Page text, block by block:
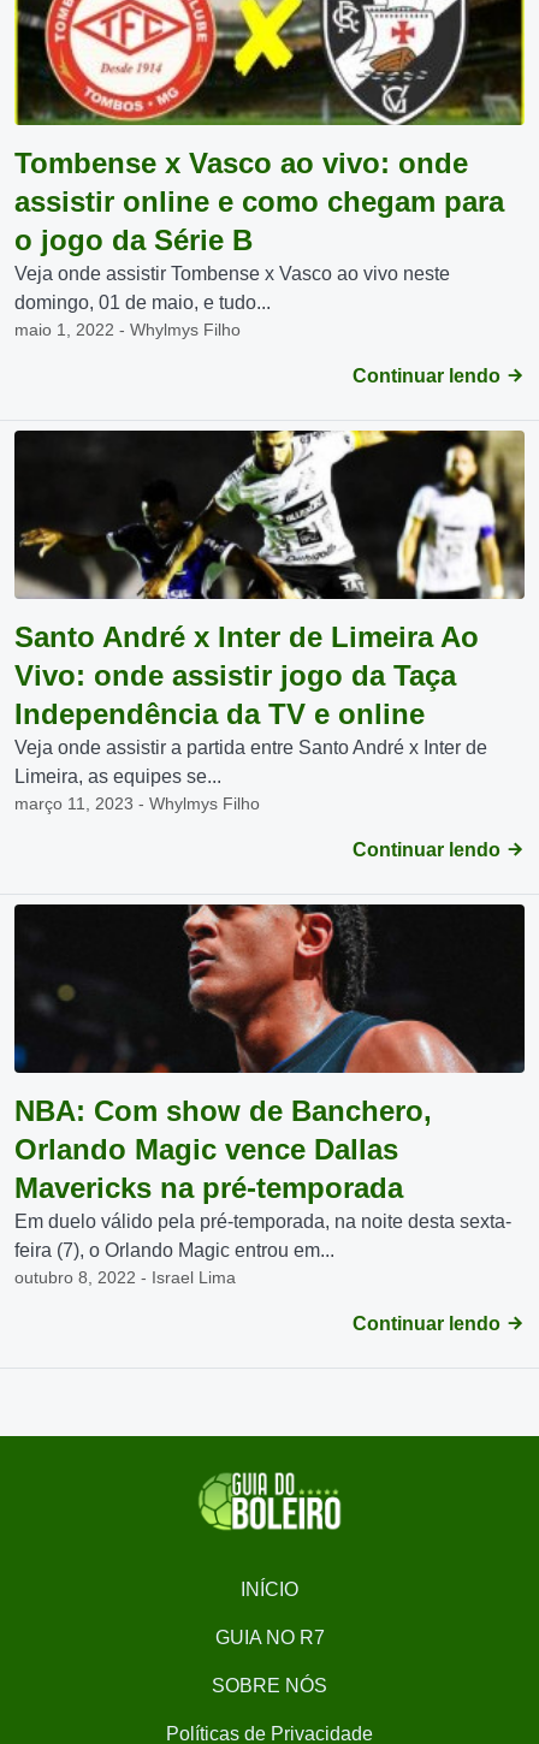
Tombense x Vasco ao vivo: onde
assistir online e como chegam para
o jogo da Série B
Veja onde assistir Tombense x Vasco ao vivo neste
domingo, 01 de maio, e tudo...
maio 1, 2022 - Whylmys Filho
Continuar lendo
Santo André x Inter de Limeira Ao
Vivo: onde assistir jogo da Taça
Independência da TV e online
Veja onde assistir a partida entre Santo André x Inter de
Limeira, as equipes se...
março 11, 2023 - Whylmys Filho
Continuar lendo
NBA: Com show de Banchero,
Orlando Magic vence Dallas
Mavericks na pré-temporada
Em duelo válido pela pré-temporada, na noite desta sexta-
feira (7), o Orlando Magic entrou em...
outubro 8, 2022 - Israel Lima
Continuar lendo
INÍCIO
GUIA NO R7
SOBRE NÓS
Políticas de Privacidade